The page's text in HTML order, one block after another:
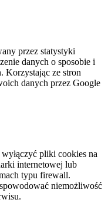
przez statystyki
danych o sposobie i
Korzystając ze stron
danych przez Google
pliki cookies na
internetowej lub
typu firewall.
niemożliwość